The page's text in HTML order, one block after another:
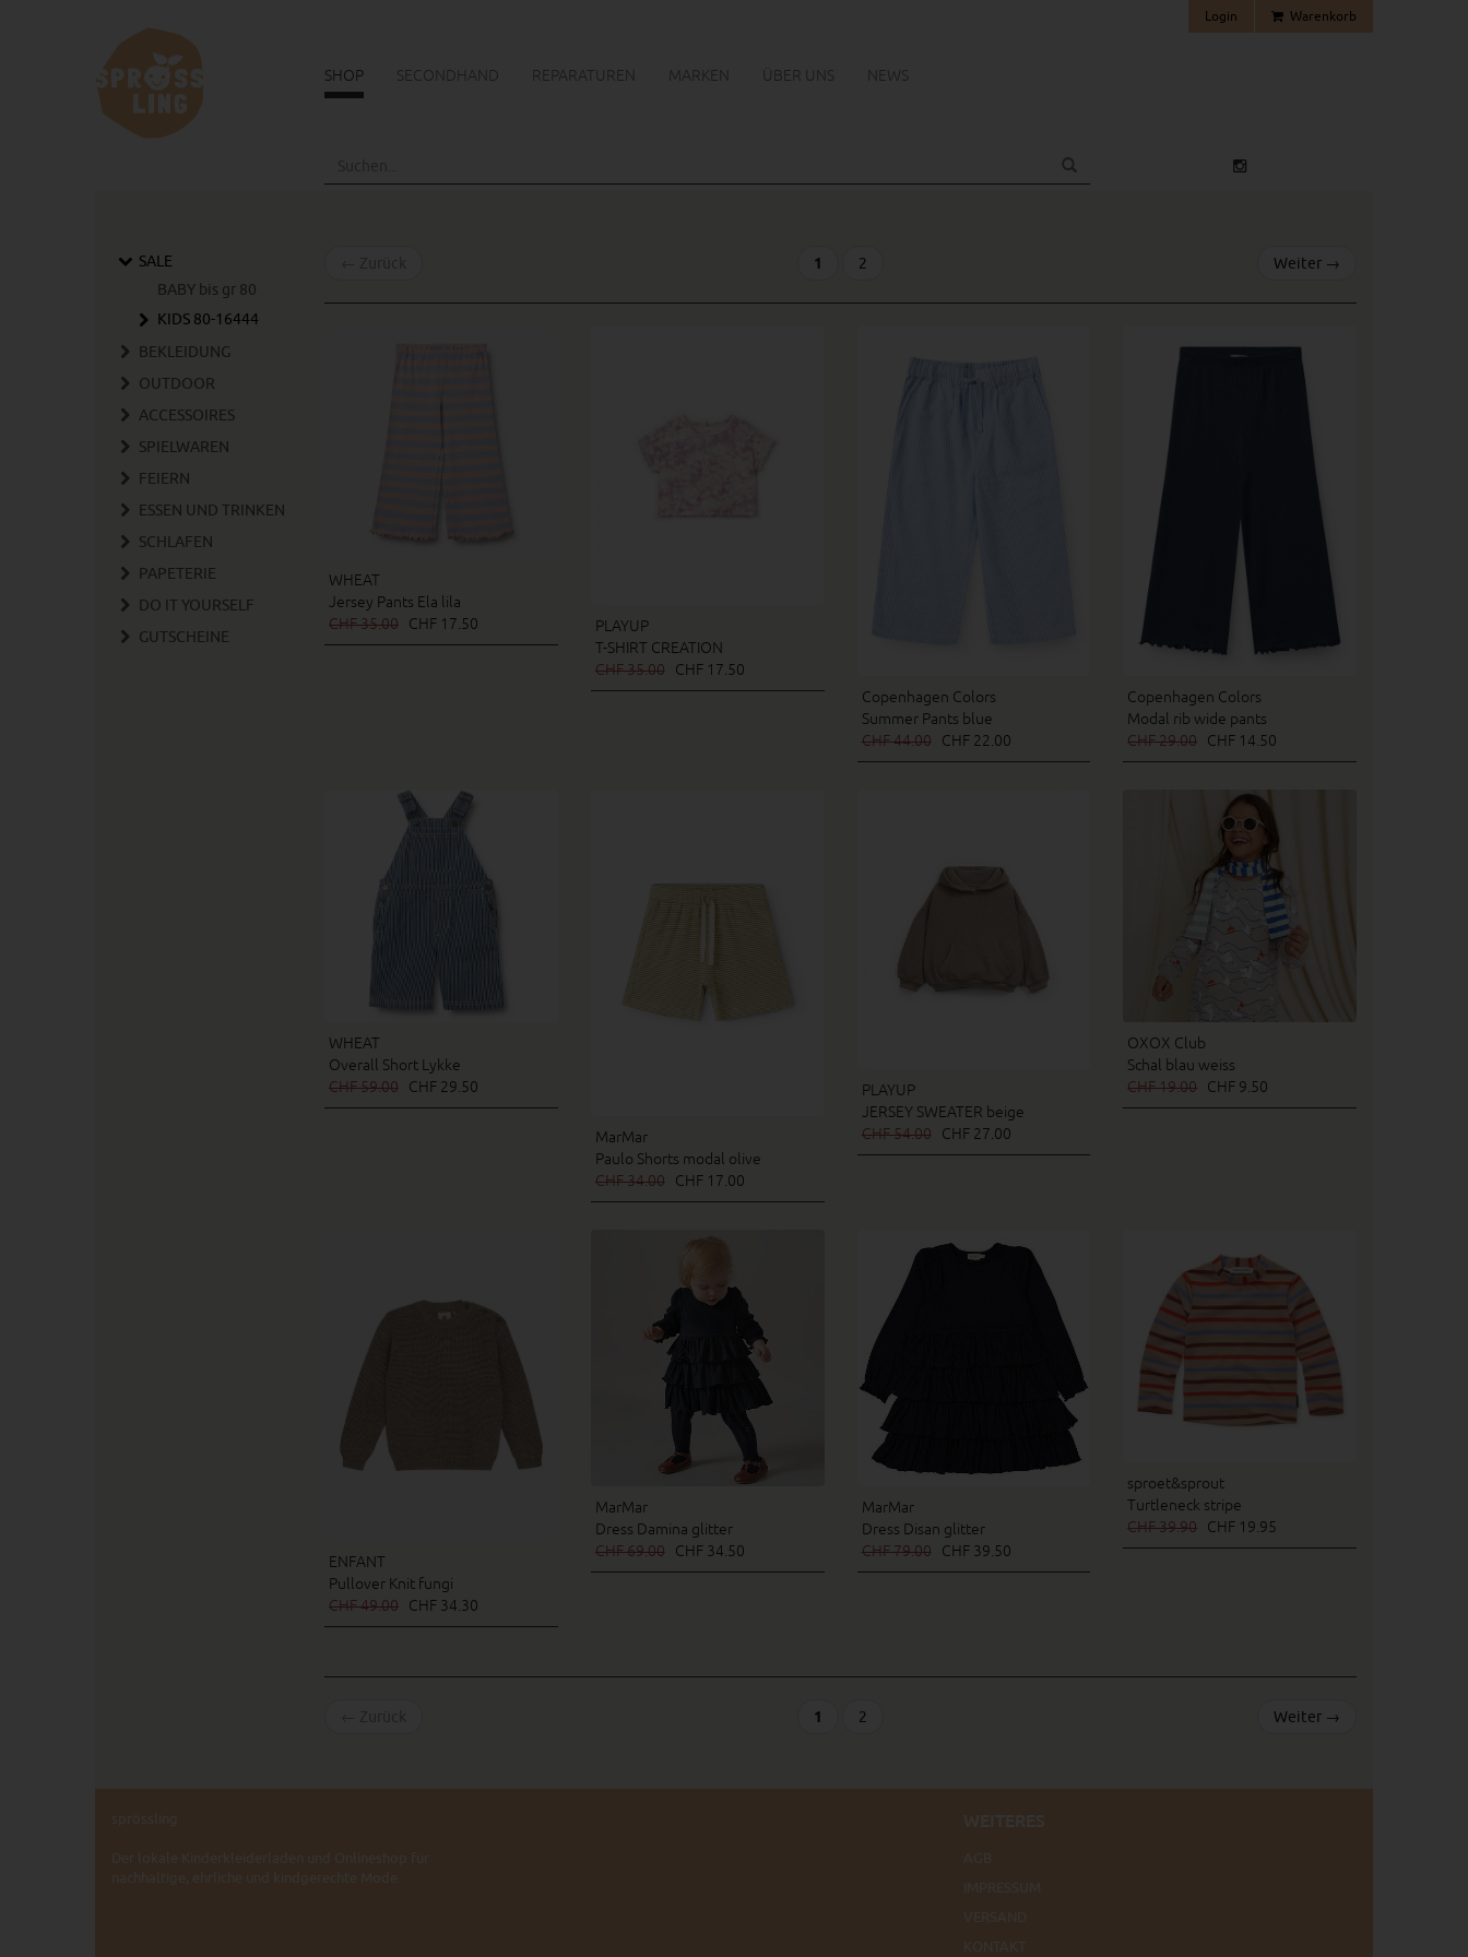
Login Warenkorb
SHOP SECONDHAND REPARATUREN MARKEN ÜBER UNS NEWS
SALE
BABY bis gr 80
KIDS 80-16444
BEKLEIDUNG
OUTDOOR
ACCESSOIRES
SPIELWAREN
FEIERN
ESSEN UND TRINKEN
SCHLAFEN
PAPETERIE
DO IT YOURSELF
GUTSCHEINE
1 2 Weiter →
WHEAT
Jersey Pants Ela lila
CHF 35.00 CHF 17.50
PLAYUP
T-SHIRT CREATION
CHF 35.00CHF 17.50
Copenhagen Colors
Summer Pants blue
CHF 44.00 CHF 22.00
Copenhagen Colors
Modal rib wide pants
CHF 29.00 CHF 14.50
WHEAT
Overall Short Lykke
CHF 59.00 CHF 29.50
MarMar
Paulo Shorts modal olive
CHF 34.00CHF 17.00
PLAYUP
JERSEY SWEATER beige
CHF 54.00 CHF 27.00
OXOX Club
Schal blau weiss
CHF 19.00 CHF 9.50
ENFANT
Pullover Knit fungi
CHF 49.00 CHF 34.30
MarMar
Dress Damina glitter
CHF 69.00CHF 34.50
MarMar
Dress Disan glitter
CHF 79.00 CHF 39.50
sproet&sprout
Turtleneck stripe
CHF 39.90 CHF 19.95
1 2 Weiter →